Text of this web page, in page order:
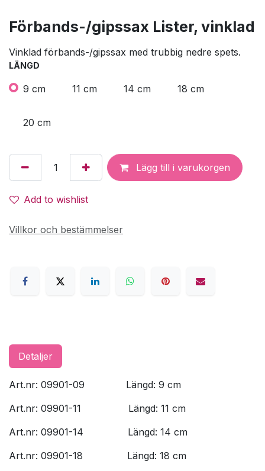
Förbands-/gipssax Lister, vinklad
Vinklad förbands-/gipssax med trubbig nedre spets.
LÄNGD
9 cm 11 cm 14 cm 18 cm
20 cm
Lägg till i varukorgen
Add to wishlist
Villkor och bestämmelser
Detaljer
Art.nr: 09901-09
​Längd: 9 cm
Art.nr: 09901-11
​Längd: 11 cm
Art.nr: 09901-14
​Längd: 14 cm
Art.nr: 09901-18
​Längd: 18 cm